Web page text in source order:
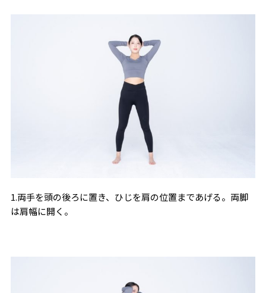
1.両手を頭の後ろに置き、ひじを肩の位置まであげる。両脚
は肩幅に開く。